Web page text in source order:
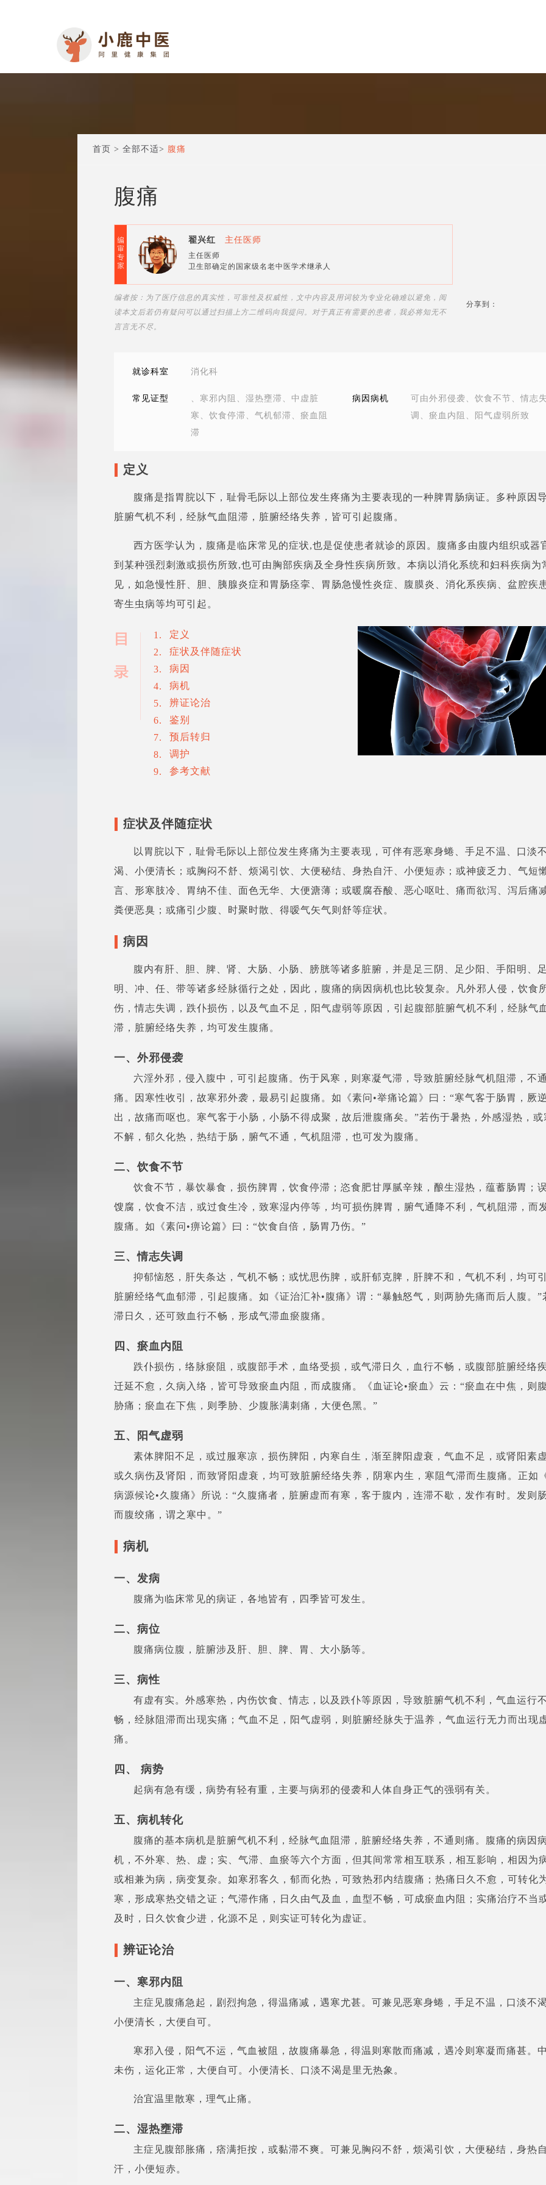
首页 > 全部不适> 腹痛
腹痛
翟兴红 主任医师
主任医师
卫生部确定的国家级名老中医学术继承人
分享到：
编者按：为了医疗信息的真实性，可靠性及权威性，文中内容及用词较为专业化确难以避免，阅
读本文后若仍有疑问可以通过扫描上方二维码向我提问。对于真正有需要的患者，我必将知无不
言言无不尽。
就诊科室 消化科
常见证型
、寒邪内阻、湿热壅滞、中虚脏
寒、饮食停滞、气机郁滞、瘀血阻
滞
病因病机
可由外邪侵袭、饮食不节、情志
调、瘀血内阻、阳气虚弱所致
定义
腹痛是指胃脘以下，耻骨毛际以上部位发生疼痛为主要表现的一种脾胃肠病证。多种原因
脏腑气机不利，经脉气血阻滞，脏腑经络失养，皆可引起腹痛。
西方医学认为，腹痛是临床常见的症状,也是促使患者就诊的原因。腹痛多由腹内组织或器
到某种强烈刺激或损伤所致,也可由胸部疾病及全身性疾病所致。本病以消化系统和妇科疾病为
见，如急慢性肝、胆、胰腺炎症和胃肠痉挛、胃肠急慢性炎症、腹膜炎、消化系疾病、盆腔疾
寄生虫病等均可引起。
1.
定义
2.
症状及伴随症状
3.
病因
4.
病机
5.
辨证论治
6.
鉴别
7.
预后转归
8.
调护
9.
参考文献
症状及伴随症状
以胃脘以下，耻骨毛际以上部位发生疼痛为主要表现，可伴有恶寒身蜷、手足不温、口淡
渴、小便清长；或胸闷不舒、烦渴引饮、大便秘结、身热自汗、小便短赤；或神疲乏力、气短
言、形寒肢冷、胃纳不佳、面色无华、大便溏薄；或暖腐吞酸、恶心呕吐、痛而欲泻、泻后痛
粪便恶臭；或痛引少腹、时聚时散、得嗳气矢气则舒等症状。
病因
腹内有肝、胆、脾、肾、大肠、小肠、膀胱等诸多脏腑，并是足三阴、足少阳、手阳明、
明、冲、任、带等诸多经脉循行之处，因此，腹痛的病因病机也比较复杂。凡外邪人侵，饮食
伤，情志失调，跌仆损伤，以及气血不足，阳气虚弱等原因，引起腹部脏腑气机不利，经脉气
滞，脏腑经络失养，均可发生腹痛。
一、外邪侵袭
六淫外邪，侵入腹中，可引起腹痛。伤于风寒，则寒凝气滞，导致脏腑经脉气机阻滞，不
痛。因寒性收引，故寒邪外袭，最易引起腹痛。如《素问•举痛论篇》曰：“寒气客于肠胃，厥
出，故痛而呕也。寒气客于小肠，小肠不得成聚，故后泄腹痛矣。”若伤于暑热，外感湿热，或
不解，郁久化热，热结于肠，腑气不通，气机阻滞，也可发为腹痛。
二、饮食不节
饮食不节，暴饮暴食，损伤脾胃，饮食停滞；恣食肥甘厚腻辛辣，酿生湿热，蕴蓄肠胃；
馊腐，饮食不洁，或过食生冷，致寒湿内停等，均可损伤脾胃，腑气通降不利，气机阻滞，而
腹痛。如《素问•痹论篇》曰：“饮食自倍，肠胃乃伤。”
三、情志失调
抑郁恼怒，肝失条达，气机不畅；或忧思伤脾，或肝郁克脾，肝脾不和，气机不利，均可
脏腑经络气血郁滞，引起腹痛。如《证治汇补•腹痛》谓：“暴触怒气，则两胁先痛而后人腹。”
滞日久，还可致血行不畅，形成气滞血瘀腹痛。
四、瘀血内阻
跌仆损伤，络脉瘀阻，或腹部手术，血络受损，或气滞日久，血行不畅，或腹部脏腑经络
迁延不愈，久病入络，皆可导致瘀血内阻，而成腹痛。《血证论•瘀血》云：“瘀血在中焦，则
胁痛；瘀血在下焦，则季胁、少腹胀满刺痛，大便色黑。”
五、阳气虚弱
素体脾阳不足，或过服寒凉，损伤脾阳，内寒自生，渐至脾阳虚衰，气血不足，或肾阳素
或久病伤及肾阳，而致肾阳虚衰，均可致脏腑经络失养，阴寒内生，寒阻气滞而生腹痛。正如
病源候论•久腹痛》所说：“久腹痛者，脏腑虚而有寒，客于腹内，连滞不歇，发作有时。发则
而腹绞痛，谓之寒中。”
病机
一、发病
腹痛为临床常见的病证，各地皆有，四季皆可发生。
二、病位
腹痛病位腹，脏腑涉及肝、胆、脾、胃、大小肠等。
三、病性
有虚有实。外感寒热，内伤饮食、情志，以及跌仆等原因，导致脏腑气机不利，气血运行
畅，经脉阻滞而出现实痛；气血不足，阳气虚弱，则脏腑经脉失于温养，气血运行无力而出现
痛。
四、 病势
起病有急有缓，病势有轻有重，主要与病邪的侵袭和人体自身正气的强弱有关。
五、病机转化
腹痛的基本病机是脏腑气机不利，经脉气血阻滞，脏腑经络失养，不通则痛。腹痛的病因
机，不外寒、热、虚；实、气滞、血瘀等六个方面，但其间常常相互联系，相互影响，相因为
或相兼为病，病变复杂。如寒邪客久，郁而化热，可致热邪内结腹痛；热痛日久不愈，可转化
寒，形成寒热交错之证；气滞作痛，日久由气及血，血型不畅，可成瘀血内阻；实痛治疗不当
及时，日久饮食少进，化源不足，则实证可转化为虚证。
辨证论治
一、寒邪内阻
主症见腹痛急起，剧烈拘急，得温痛减，遇寒尤甚。可兼见恶寒身蜷，手足不温，口淡不
小便清长，大便自可。
寒邪入侵，阳气不运，气血被阻，故腹痛暴急，得温则寒散而痛减，遇冷则寒凝而痛甚。
未伤，运化正常，大便自可。小便清长、口淡不渴是里无热象。
治宜温里散寒，理气止痛。
二、湿热壅滞
主症见腹部胀痛，痞满拒按，或黏滞不爽。可兼见胸闷不舒，烦渴引饮，大便秘结，身热
汗，小便短赤。